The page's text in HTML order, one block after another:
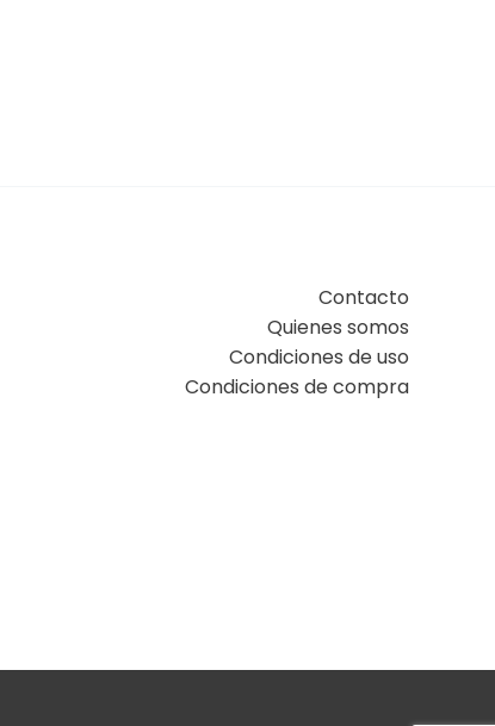
Contacto
Quienes somos
Condiciones de uso
Condiciones de compra